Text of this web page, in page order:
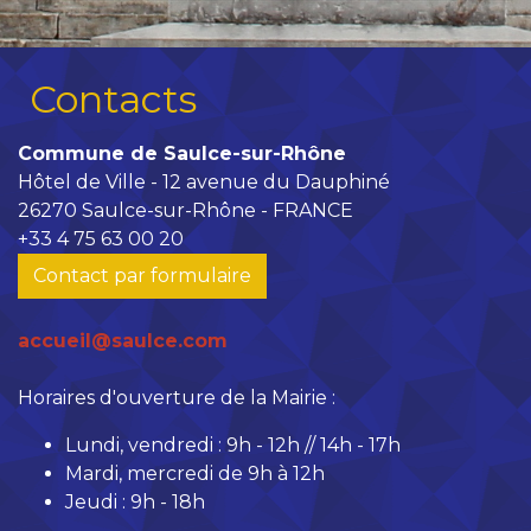
Contacts
Commune de Saulce-sur-Rhône
Hôtel de Ville - 12 avenue du Dauphiné
26270 Saulce-sur-Rhône - FRANCE
+33 4 75 63 00 20
Contact par formulaire
accueil@saulce.com
Horaires d'ouverture de la Mairie :
Lundi, vendredi : 9h - 12h // 14h - 17h
Mardi, mercredi de 9h à 12h
Jeudi : 9h - 18h